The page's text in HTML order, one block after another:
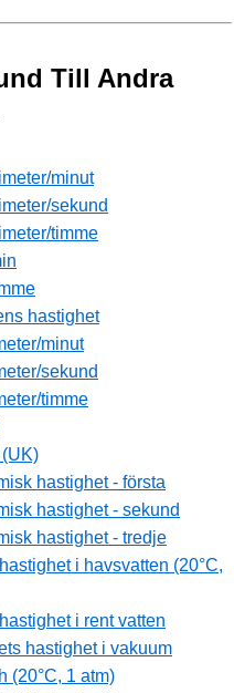
Till Andra
minut
sekund
timme
hastighet
minut
sekund
timme
hastighet - första
hastighet - sekund
hastighet - tredje
i havsvatten (20°C,
i rent vatten
hastighet i vakuum
(20°C, 1 atm)